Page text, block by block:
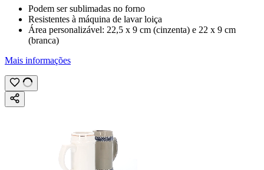
Podem ser sublimadas no forno
Resistentes à máquina de lavar loiça
Área personalizável: 22,5 x 9 cm (cinzenta) e 22 x 9 cm
(branca)
Mais informações